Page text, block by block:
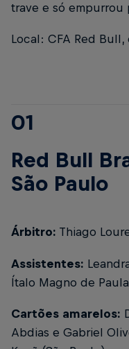
trave e só empurrou
Local: CFA Red Bull,
01
Red Bull
São Paulo
Árbitro: Thiago
Assistentes:
Ítalo Magno de
Cartões amarelos:
Abdias e Gabriel